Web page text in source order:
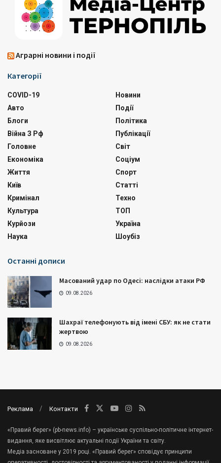
Аграрні новини і події
Категорії
COVID-19
Авто
Блоги
Війна З Рф
Головне
Економіка
Життя
Київ
Кримінал
Культура
Курйози
Наука
Новини
Події
Політика
Публікації
Світ
Соціум
Спорт
Статті
Техно
ТОП
Україна
Шоубіз
Останні дописи
Масований удар по Одесі: наслідки атаки РФ
09.08.2026
Шахраї телефонують від імені СБУ: як не стати
жертвою
09.08.2026
Реклама Контакти
«Правий берег» (pb-news.info) – українське суспільно-політичне інтернет-
видання, яке висвітлює актуальні події України та світу.
Медіа засноване у 2019 році. «Правий берег» сповідує принципи